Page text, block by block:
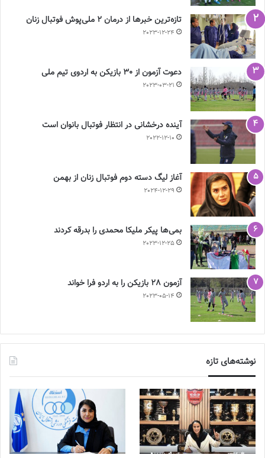
تازه‌ترین خبرها از درمان ۲ ملی‌پوش فوتبال زنان
2023-12-24
دعوت آزمون از 30 بازیکن به اردوی تیم ملی
2023-03-21
آینده درخشانی در انتظار فوتبال بانوان است
2022-12-10
آغاز لیگ دسته دوم فوتبال زنان از بهمن
2024-12-29
بمی‌ها پیکر ملیکا محمدی را بدرقه کردند
2023-12-25
آزمون 28 بازیکن را به اردو فرا خواند
2023-05-14
نوشته‌های تازه